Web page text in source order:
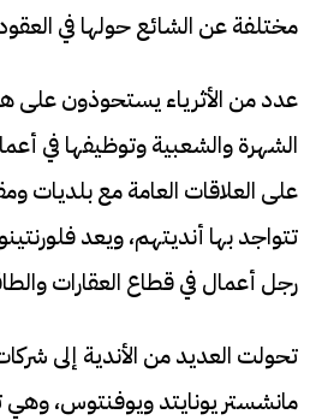
مختلفة عن الشائع حولها في
عدد من الأثرياء يستحوذون على
الشهرة والشعبية وتوظيفها في
على العلاقات العامة مع بلديات
تتواجد بها أنديتهم، ويعد
رجل أعمال في قطاع العقارات
تحولت العديد من الأندية إلى
مانشستر يونايتد ويوفنتوس، وهي